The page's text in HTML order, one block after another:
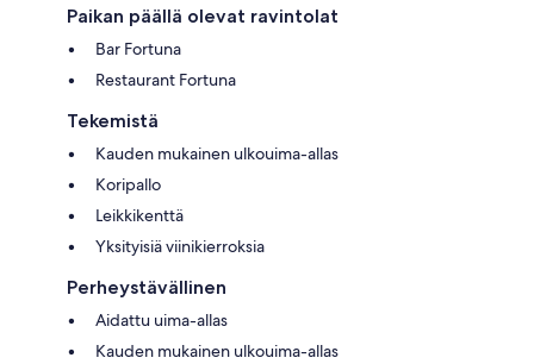
Paikan päällä olevat ravintolat
Bar Fortuna
Restaurant Fortuna
Tekemistä
Kauden mukainen ulkouima-allas
Koripallo
Leikkikenttä
Yksityisiä viinikierroksia
Perheystävällinen
Aidattu uima-allas
Kauden mukainen ulkouima-allas